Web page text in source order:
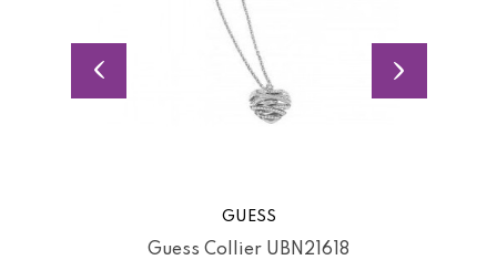
GUESS
Guess Collier UBN21618